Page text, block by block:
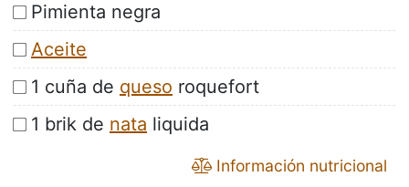
Pimienta negra
Aceite
1 cuña de queso roquefort
1 brik de nata liquida
Información nutricional